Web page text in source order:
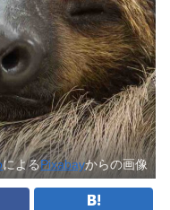
によるPixabayからの画像